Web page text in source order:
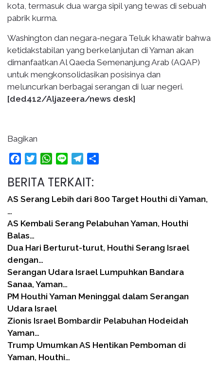
kota, termasuk dua warga sipil yang tewas di sebuah
pabrik kurma.
Washington dan negara-negara Teluk khawatir bahwa
ketidakstabilan yang berkelanjutan di Yaman akan
dimanfaatkan Al Qaeda Semenanjung Arab (AQAP)
untuk mengkonsolidasikan posisinya dan
meluncurkan berbagai serangan di luar negeri.
[ded412/Aljazeera/news desk]
Bagikan
FacebookTwitterWhatsApp
Line Telegram
BERITA TERKAIT:
AS Serang Lebih dari 800 Target Houthi di Yaman,
…
AS Kembali Serang Pelabuhan Yaman, Houthi
Balas…
Dua Hari Berturut-turut, Houthi Serang Israel
dengan…
Serangan Udara Israel Lumpuhkan Bandara
Sanaa, Yaman…
PM Houthi Yaman Meninggal dalam Serangan
Udara Israel
Zionis Israel Bombardir Pelabuhan Hodeidah
Yaman…
Trump Umumkan AS Hentikan Pemboman di
Yaman, Houthi…